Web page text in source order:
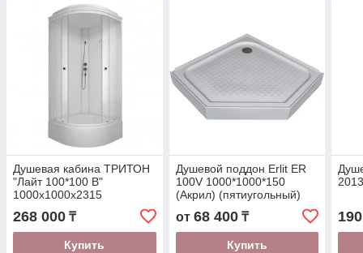
Душевая кабина ТРИТОН
"Лайт 100*100 В"
1000x1000x2315
Щ0000061831
268 000 ₸
Купить
Душевой поддон Erlit ER
100V 1000*1000*150
(Акрил) (пятиугольный)
от 68 400₸
Купить